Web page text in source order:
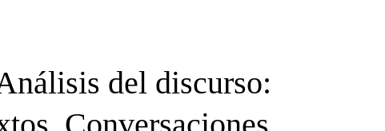
del discurso: